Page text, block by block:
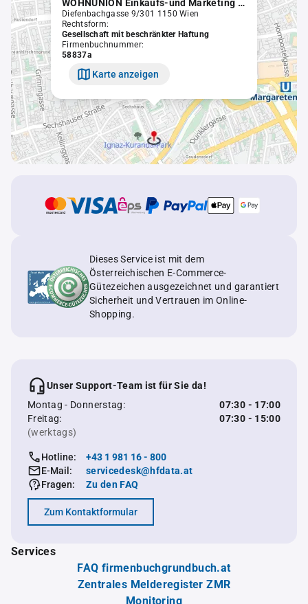
WOHNUNION Einkaufs-und Marketing GmbH
Diefenbachgasse 9/301 1150 Wien
Rechtsform:
Gesellschaft mit beschränkter Haftung
Firmenbuchnummer:
58837a
Karte anzeigen
Dieses Service ist mit dem
Österreichischen E-Commerce-
Gütezeichen ausgezeichnet und garantiert
Sicherheit und Vertrauen im Online-
Shopping.
Unser Support-Team ist für Sie da!
Montag - Donnerstag:
07:30 - 17:00
Freitag:
07:30 - 15:00
(werktags)
Hotline:
+43 1 981 16 - 800
E-Mail:
servicedesk@hfdata.at
Fragen:
Zu den FAQ
Zum Kontaktformular
Services
FAQ firmenbuchgrundbuch.at
Zentrales Melderegister ZMR
Monitoring